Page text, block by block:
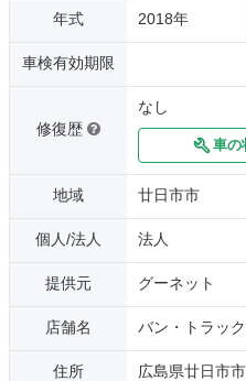
年式 2018年
車検有効期限
修復歴
なし
車の
地域 廿日市市
個人/法人 法人
提供元 グーネット
店舗名 バン・トラッ
住所 広島県廿日市